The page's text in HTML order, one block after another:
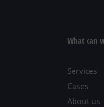
What can
Services
Cases
About us